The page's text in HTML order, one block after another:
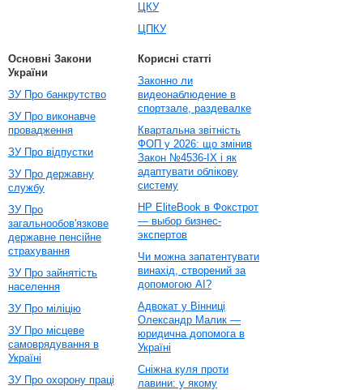
ЦКУ
ЦПКУ
Основні Закони
України
ЗУ Про банкрутство
ЗУ Про виконавче
провадження
ЗУ Про відпустки
ЗУ Про державну
службу
ЗУ Про
загальнообов'язкове
державне пенсійне
страхування
ЗУ Про зайнятість
населення
ЗУ Про міліцію
ЗУ Про місцеве
самоврядування в
Україні
ЗУ Про охорону праці
Корисні статті
Законно ли
видеонаблюдение в
спортзале, раздевалке
Квартальна звітність
ФОП у 2026: що змінив
Закон №4536-IX і як
адаптувати облікову
систему
HP EliteBook в Фокстрот
— выбор бизнес-
экспертов
Чи можна запатентувати
винахід, створений за
допомогою AI?
Адвокат у Вінниці
Олександр Малик —
юридична допомога в
Україні
Сніжна куля проти
лавини: у якому